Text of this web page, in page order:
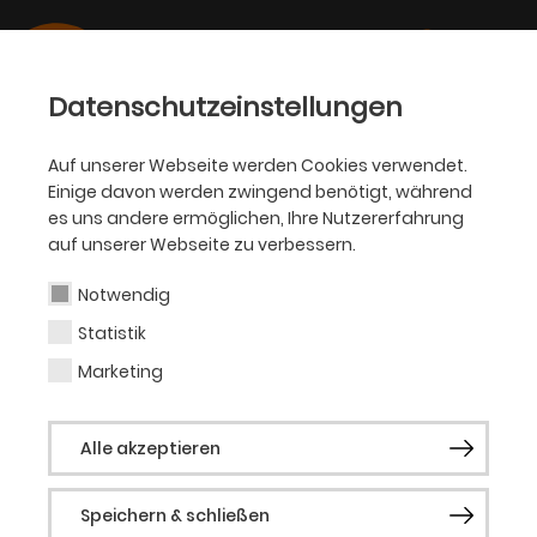
Datenschutzeinstellungen
Auf unserer Webseite werden Cookies verwendet.
Einige davon werden zwingend benötigt, während
es uns andere ermöglichen, Ihre Nutzererfahrung
auf unserer Webseite zu verbessern.
Notwendig
Statistik
Marketing
Alle akzeptieren
Speichern & schließen
SCHAUSPIEL
PC Nackt
Komposition (Gast)
PC Nackt Patrick Christensen alias PC
Nackt (*1975) gehört zu den vielseitigsten
Künstlern der deutschen Musikszene. Die
Verbindung von klassischer, populärer und